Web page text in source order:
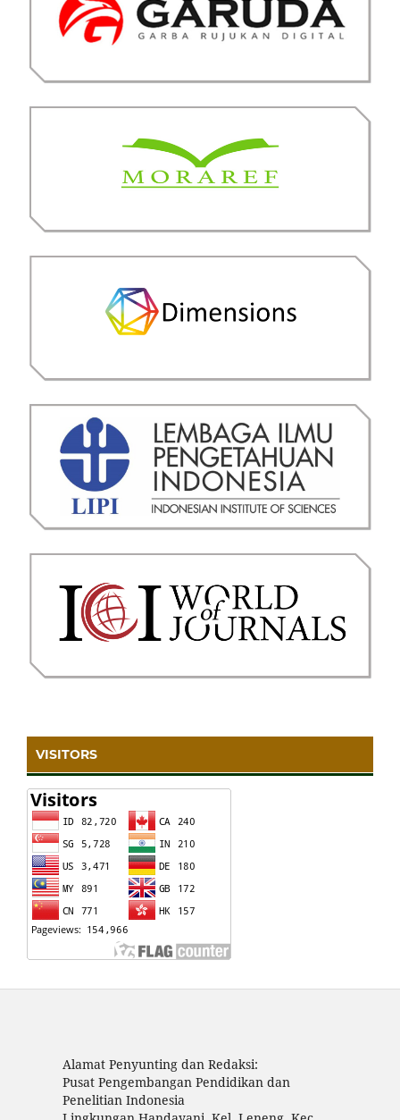
VISITORS
Alamat Penyunting dan Redaksi:
Pusat Pengembangan Pendidikan dan
Penelitian Indonesia